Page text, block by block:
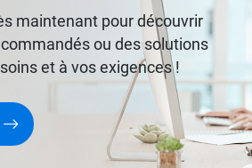
maintenant pour découvrir
ou des solutions
et à vos exigences !